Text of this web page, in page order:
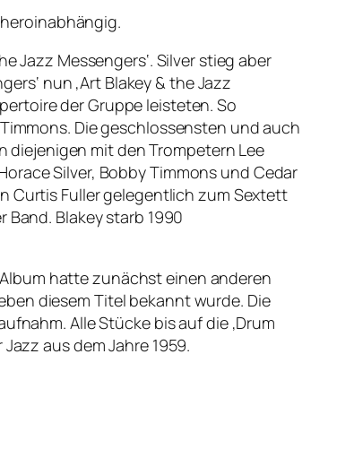
Jazz Messengers‘. Silver stieg aber
nun ‚Art Blakey & the Jazz
der Gruppe leisteten. So
Die geschlossensten und auch
diejenigen mit den Trompetern Lee
Silver, Bobby Timmons und Cedar
Curtis Fuller gelegentlich zum Sextett
Blakey starb 1990
hatte zunächst einen anderen
diesem Titel bekannt wurde. Die
Alle Stücke bis auf die ‚Drum
aus dem Jahre 1959.